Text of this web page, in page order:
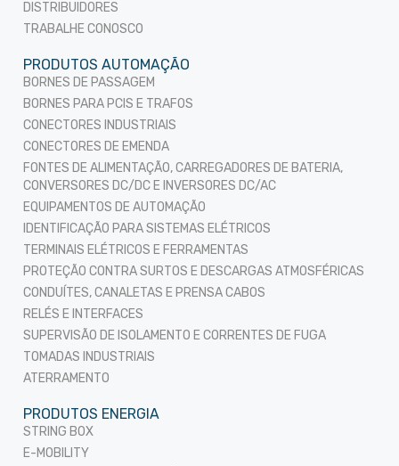
DISTRIBUIDORES
TRABALHE CONOSCO
PRODUTOS AUTOMAÇÃO
BORNES DE PASSAGEM
BORNES PARA PCIS E TRAFOS
CONECTORES INDUSTRIAIS
CONECTORES DE EMENDA
FONTES DE ALIMENTAÇÃO, CARREGADORES DE BATERIA,
CONVERSORES DC/DC E INVERSORES DC/AC
EQUIPAMENTOS DE AUTOMAÇÃO
IDENTIFICAÇÃO PARA SISTEMAS ELÉTRICOS
TERMINAIS ELÉTRICOS E FERRAMENTAS
PROTEÇÃO CONTRA SURTOS E DESCARGAS ATMOSFÉRICAS
CONDUÍTES, CANALETAS E PRENSA CABOS
RELÉS E INTERFACES
SUPERVISÃO DE ISOLAMENTO E CORRENTES DE FUGA
TOMADAS INDUSTRIAIS
ATERRAMENTO
PRODUTOS ENERGIA
STRING BOX
E-MOBILITY